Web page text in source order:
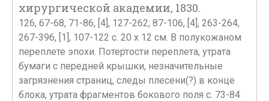
хирургической академии, 1830.
126, 67-68, 71-86, [4], 127-262, 87-106, [4], 263-264,
267-396, [1], 107-122 c. 20 х 12 см. В полукожаном
переплете эпохи. Потертости переплета, утрата
бумаги с передней крышки, незначительные
загрязнения страниц, следы плесени(?) в конце
блока, утрата фрагментов бокового поля с. 73-84